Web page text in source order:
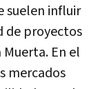
suelen influir
de proyectos
Muerta. En el
mercados